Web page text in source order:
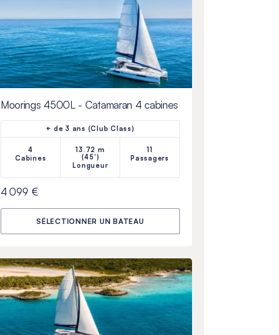
Moorings 4500L - Catamaran 4 cabines
+ de 3 ans (Club Class)
4
Cabines
13.72 m
(45')
Longueur
11
Passagers
4 099 €
SÉLECTIONNER UN BATEAU